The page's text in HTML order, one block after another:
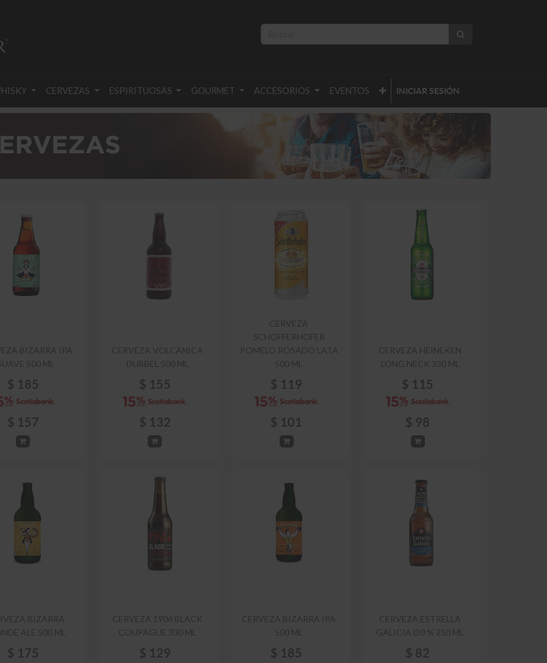
CERVEZAS ESPIRITUOSAS GOURMET ACCESORIOS EVENTOS INICIAR SESIÓN
BIZARRA IPA
500 ML
$ 185
$ 157
CERVEZA VOLCANICA
DUBBEL 500 ML
$ 155
$ 132
CERVEZA
SCHOFFERHOFER
POMELO ROSADO LATA
500 ML
$ 119
$ 101
CERVEZA HEINEKEN
LONG NECK 330 ML
$ 115
$ 98
BIZARRA
ALE 500 ML
$ 175
CERVEZA 1906 BLACK
COUPAGUE 330 ML
$ 129
CERVEZA BIZARRA IPA
500 ML
$ 185
CERVEZA ESTRELLA
GALICIA 0.0 % 250 ML
$ 82